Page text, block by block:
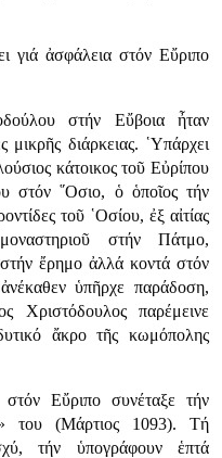
γιά ἀσφάλεια στόν Εὔριπο
στήν Εὔβοια ἦταν
διάρκειας. ῾Υπάρχει
κάτοικος τοῦ Εὐρίπου
στόν ῞Οσιο, ὁ ὁποῖος τήν
τοῦ ῾Οσίου, ἐξ αἰτίας
στήν Πάτμο,
ἔρημο ἀλλά κοντά στόν
ὑπῆρχε παράδοση,
παρέμεινε
ἄκρο τῆς κωμόπολης
Εὔριπο συνέταξε τήν
του (Μάρτιος 1093). Τή
τήν ὑπογράφουν ἑπτά